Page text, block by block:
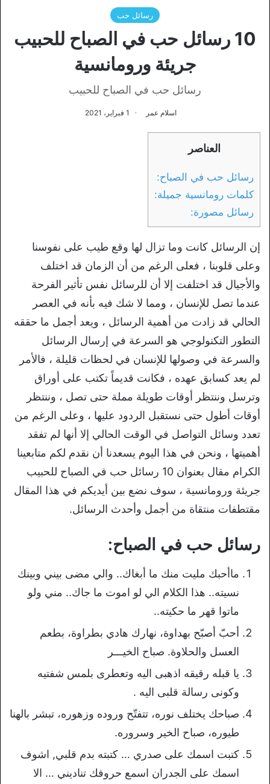
رسائل حب
10 رسائل حب في الصباح للحبيب
جريئة ورومانسية
رسائل حب في الصباح للحبيب
اسلام عمر 1 فبراير، 2021
العناصر
رسائل حب في الصباح:
كلمات رومانسية جميلة:
رسائل مصورة:
إن الرسائل كانت وما تزال لها وقع طيب على نفوسنا
وعلى قلوبنا ، فعلى الرغم من أن الزمان قد اختلف
والأجيال قد اختلفت إلا أن للرسائل نفس تأثير الفرحة
عندما تصل للإنسان ، ومما لا شك فيه بأنه في العصر
الحالي قد زادت من أهمية الرسائل ، ويعد أجمل ما حققه
التطور التكنولوجي هو السرعة في إرسال الرسائل
والسرعة في وصولها للإنسان في لحظات قليلة ، فالأمر
لم يعد كسابق عهده ، فكانت قديماً تكتب على أوراق
وترسل وننتظر أوقات طويلة مملة حتى تصل ، وننتظر
أوقات أطول حتى نستقبل الردود عليها ، وعلى الرغم من
تعدد وسائل التواصل في الوقت الحالي إلا أنها لم تفقد
أهميتها ، ونحن في هذا اليوم يسعدنا أن نقدم لكم متابعينا
الكرام مقال بعنوان 10 رسائل حب في الصباح للحبيب
جريئة ورومانسية ، سوف نضع بين أيديكم في هذا المقال
مقتطفات منتقاة من أجمل وأحدث الرسائل.
رسائل حب في الصباح:
ماأحبك مليت منك ما أبغاك.. والي مضى بيني وبينك
نسيته.. هذا الكلام الي لو اموت ما جاك.. مني ولو
ماتوا قهر ما حكيته..
أحبّ أصبّح بهداوة، نهارك هادي بطراوة، بطعم
العسل والحلاوة. صباح الخيـــر
يا قبله رقيقه اذهبى اليه وتعطرى بلمس شفتيه
وكونى رسالة قلبى اليه .
صباحك يختلف نوره، تتفتّح وروده وزهوره، تبشر بالهنا
طيوره، صباح الخير وسروره.
كتبت اسمك على صدري … كتبته بدم قلبي, اشوف
اسمك على الجدران اسمع حروفك تناديني … الا